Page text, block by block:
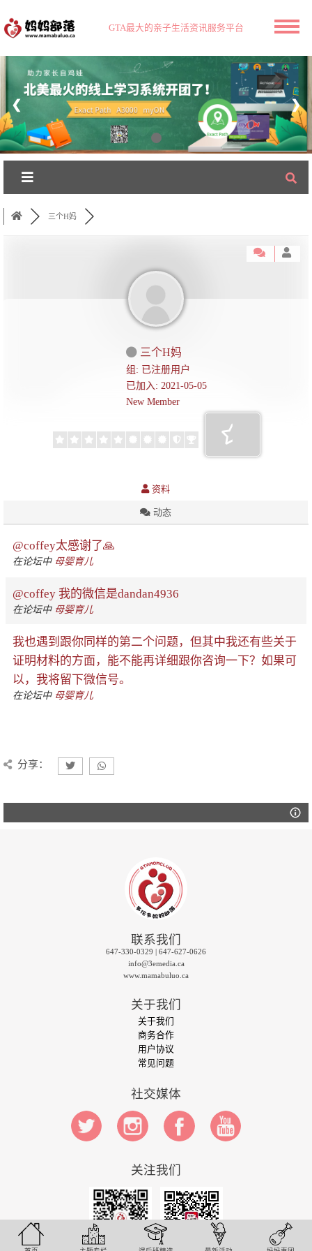
GTA最大的亲子生活资讯服务平台
❮ ❯
三个H妈
三个H妈
组: 已注册用户
已加入: 2021-05-05
New Member
资料
动态
@coffey太感谢了🙏
在论坛中 母婴育儿
@coffey 我的微信是dandan4936
在论坛中 母婴育儿
我也遇到跟你同样的第二个问题，但其中我还有些关于
证明材料的方面，能不能再详细跟你咨询一下？如果可
以，我将留下微信号。
在论坛中 母婴育儿
分享：
联系我们
647-330-0329 | 647-627-0626
info@3emedia.ca
www.mamabuluo.ca
关于我们
关于我们
商务合作
用户协议
常见问题
社交媒体
关注我们